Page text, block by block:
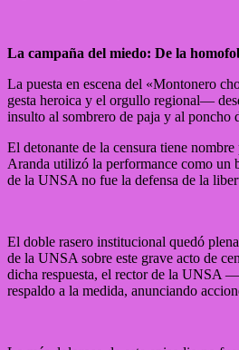
La campaña del miedo: De la
La puesta en escena del «Montonero
gesta heroica y el orgullo regional—
insulto al sombrero de paja y al poncho
El detonante de la censura tiene
Aranda utilizó la performance como un
de la UNSA no fue la defensa de la
El doble rasero institucional quedó
de la UNSA sobre este grave acto de
dicha respuesta, el rector de la UNSA
respaldo a la medida, anunciando